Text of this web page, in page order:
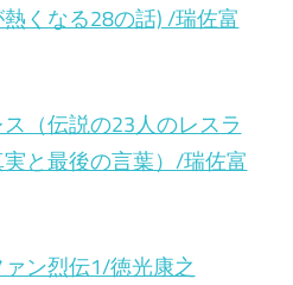
くなる28の話) /瑞佐富
（伝説の23人のレスラ
と最後の言葉）/瑞佐富
ン烈伝1/徳光康之